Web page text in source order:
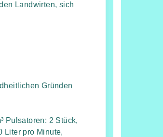
Landwirten, sich
Gründen
Pulsatoren: 2 Stück,
Liter pro Minute,